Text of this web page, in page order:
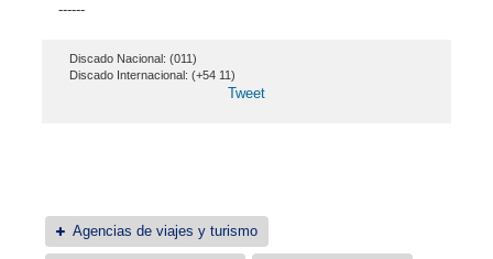
------
Discado Nacional: (011)
Discado Internacional: (+54 11)
Tweet
Agencias de viajes y turismo